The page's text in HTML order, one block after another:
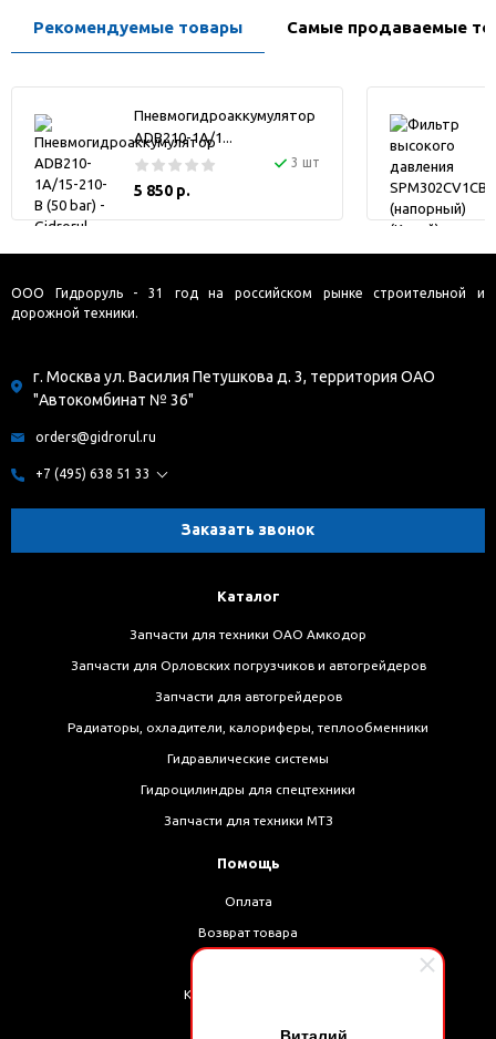
Виталий
Рекомендуемые товары Самые продаваемые
Пневмогидроаккумулятор
ADB210-1A/1...
3 шт
5 850 р.
ООО Гидроруль - 31 год на российском рынке строительной и
дорожной техники.
г. Москва ул. Василия Петушкова д. 3, территория ОАО
"Автокомбинат № 36"
orders@gidrorul.ru
+7 (495) 638 51 33
Заказать звонок
Каталог
Запчасти для техники ОАО Амкодор
Запчасти для Орловских погрузчиков и автогрейдеров
Запчасти для автогрейдеров
Радиаторы, охладители, калориферы, теплообменники
Гидравлические системы
Гидроцилиндры для спецтехники
Запчасти для техники МТЗ
Помощь
Оплата
Возврат товара
Как оформить заказ